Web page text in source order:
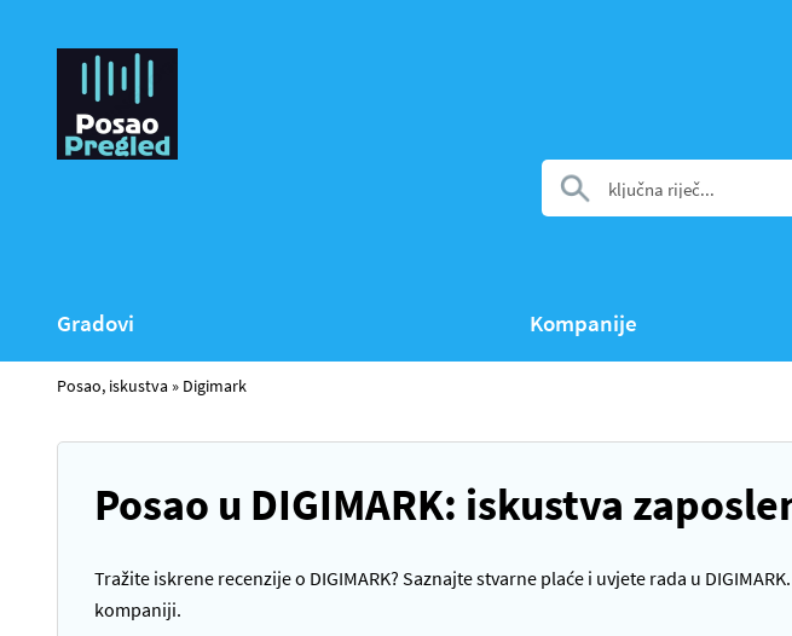
Gradovi Kompanije
Posao, iskustva » Digimark
Posao u DIGIMARK: iskustva
Tražite iskrene recenzije o DIGIMARK? Saznajte stvarne plaće i uvjete rada u
kompaniji.